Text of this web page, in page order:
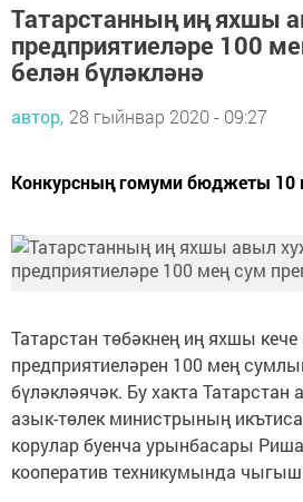
Татарстанның иң яхшы
предприятиеләре 100
белән бүләкләнә
автор, 28 гыйнвар 2020 - 09:27
Конкурсның гомуми бюджеты 10
Татарстан төбәкнең иң яхшы
предприятиеләрен 100 мең
бүләкләячәк. Бу хакта
азык-төлек министрының
корулар буенча урынбасары
кооператив техникумында чыгыш